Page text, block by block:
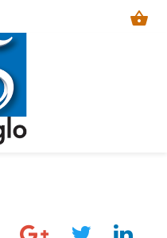
shopping_basket